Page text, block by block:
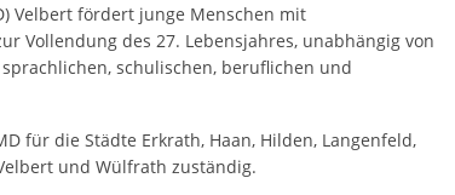
Velbert fördert junge Menschen mit
Vollendung des 27. Lebensjahres, unabhängig von
schulischen, beruflichen und
für die Städte Erkrath, Haan, Hilden, Langenfeld,
und Wülfrath zuständig.